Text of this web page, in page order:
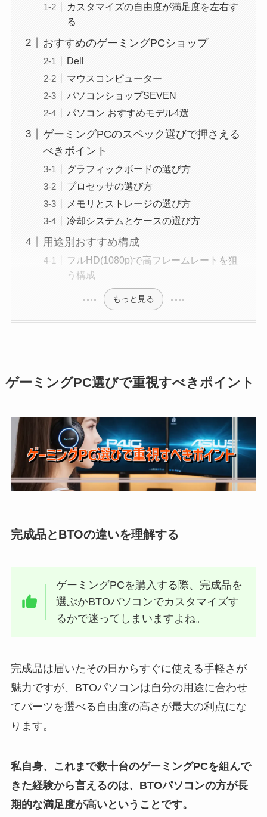
カスタマイズの自由度が満足度を左右す
る
おすすめのゲーミングPCショップ
Dell
マウスコンピューター
パソコンショップSEVEN
パソコン おすすめモデル4選
ゲーミングPCのスペック選びで押さえる
べきポイント
グラフィックボードの選び方
プロセッサの選び方
メモリとストレージの選び方
冷却システムとケースの選び方
用途別おすすめ構成
フルHD(1080p)で高フレームレートを狙
う構成
もっと見る
ゲーミングPC選びで重視すべきポイント
完成品とBTOの違いを理解する
ゲーミングPCを購入する際、完成品を
選ぶかBTOパソコンでカスタマイズす
るかで迷ってしまいますよね。
完成品は届いたその日からすぐに使える手軽さが
魅力ですが、BTOパソコンは自分の用途に合わせ
てパーツを選べる自由度の高さが最大の利点にな
ります。
私自身、これまで数十台のゲーミングPCを組んで
きた経験から言えるのは、 BTOパソコンの方が長
期的な満足度が高いということです。